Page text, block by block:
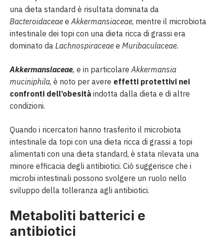
una dieta standard è risultata dominata da
Bacteroidaceae e Akkermansiaceae, mentre il microbiota
intestinale dei topi con una dieta ricca di grassi era
dominato da Lachnospiraceae e Muribaculaceae.
Akkermansiaceae, e in particolare Akkermansia
muciniphila, è noto per avere effetti protettivi nei
confronti dell’obesità indotta dalla dieta e di altre
condizioni.
Quando i ricercatori hanno trasferito il microbiota
intestinale da topi con una dieta ricca di grassi a topi
alimentati con una dieta standard, è stata rilevata una
minore efficacia degli antibiotici. Ciò suggerisce che i
microbi intestinali possono svolgere un ruolo nello
sviluppo della tolleranza agli antibiotici.
Metaboliti batterici e
antibiotici